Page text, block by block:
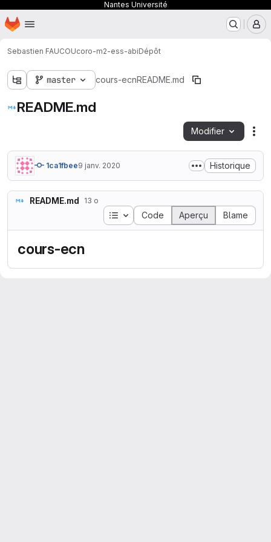
Nantes Université
Passer au contenu principal
Page d'accueil
Sebastien FAUCOUcoro-m2-ess-abiDépôt
master cours-ecnREADME.md
README.md
Modifier
1ca1fbee9 janv. 2020 Historique
README.md 13 o
Table des matières
Code Aperçu Blame
cours-ecn